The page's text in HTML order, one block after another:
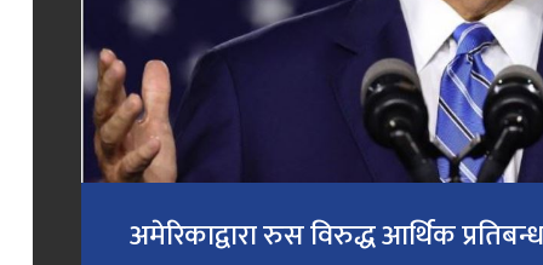
अमेरिकाद्वारा रुस विरुद्ध आर्थिक